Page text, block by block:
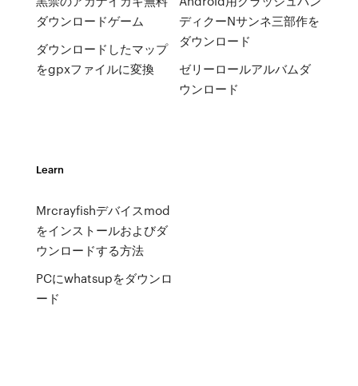
ダウンロードゲーム
ダウンロードしたマップ
をgpxファイルに変換
ディクーNサンネ三部作を
ダウンロード
ゼリーロールアルバムダ
ウンロード
Learn
Mrcrayfishデバイスmod
をインストールおよびダ
ウンロードする方法
PCにwhatsupをダウンロ
ード